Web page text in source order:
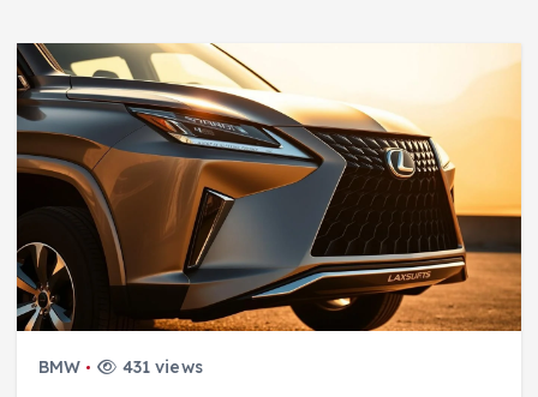
BMW 431 views